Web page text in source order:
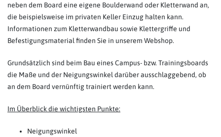
neben dem Board eine eigene Boulderwand oder Kletterwand an,
die beispielsweise im privaten Keller Einzug halten kann.
Informationen zum Kletterwandbau sowie Klettergriffe und
Befestigungsmaterial finden Sie in unserem Webshop.
Grundsätzlich sind beim Bau eines Campus- bzw. Trainingsboards
die Maße und der Neigungswinkel darüber ausschlaggebend, ob
an dem Board vernünftig trainiert werden kann.
Im Überblick die wichtigsten Punkte:
Neigungswinkel